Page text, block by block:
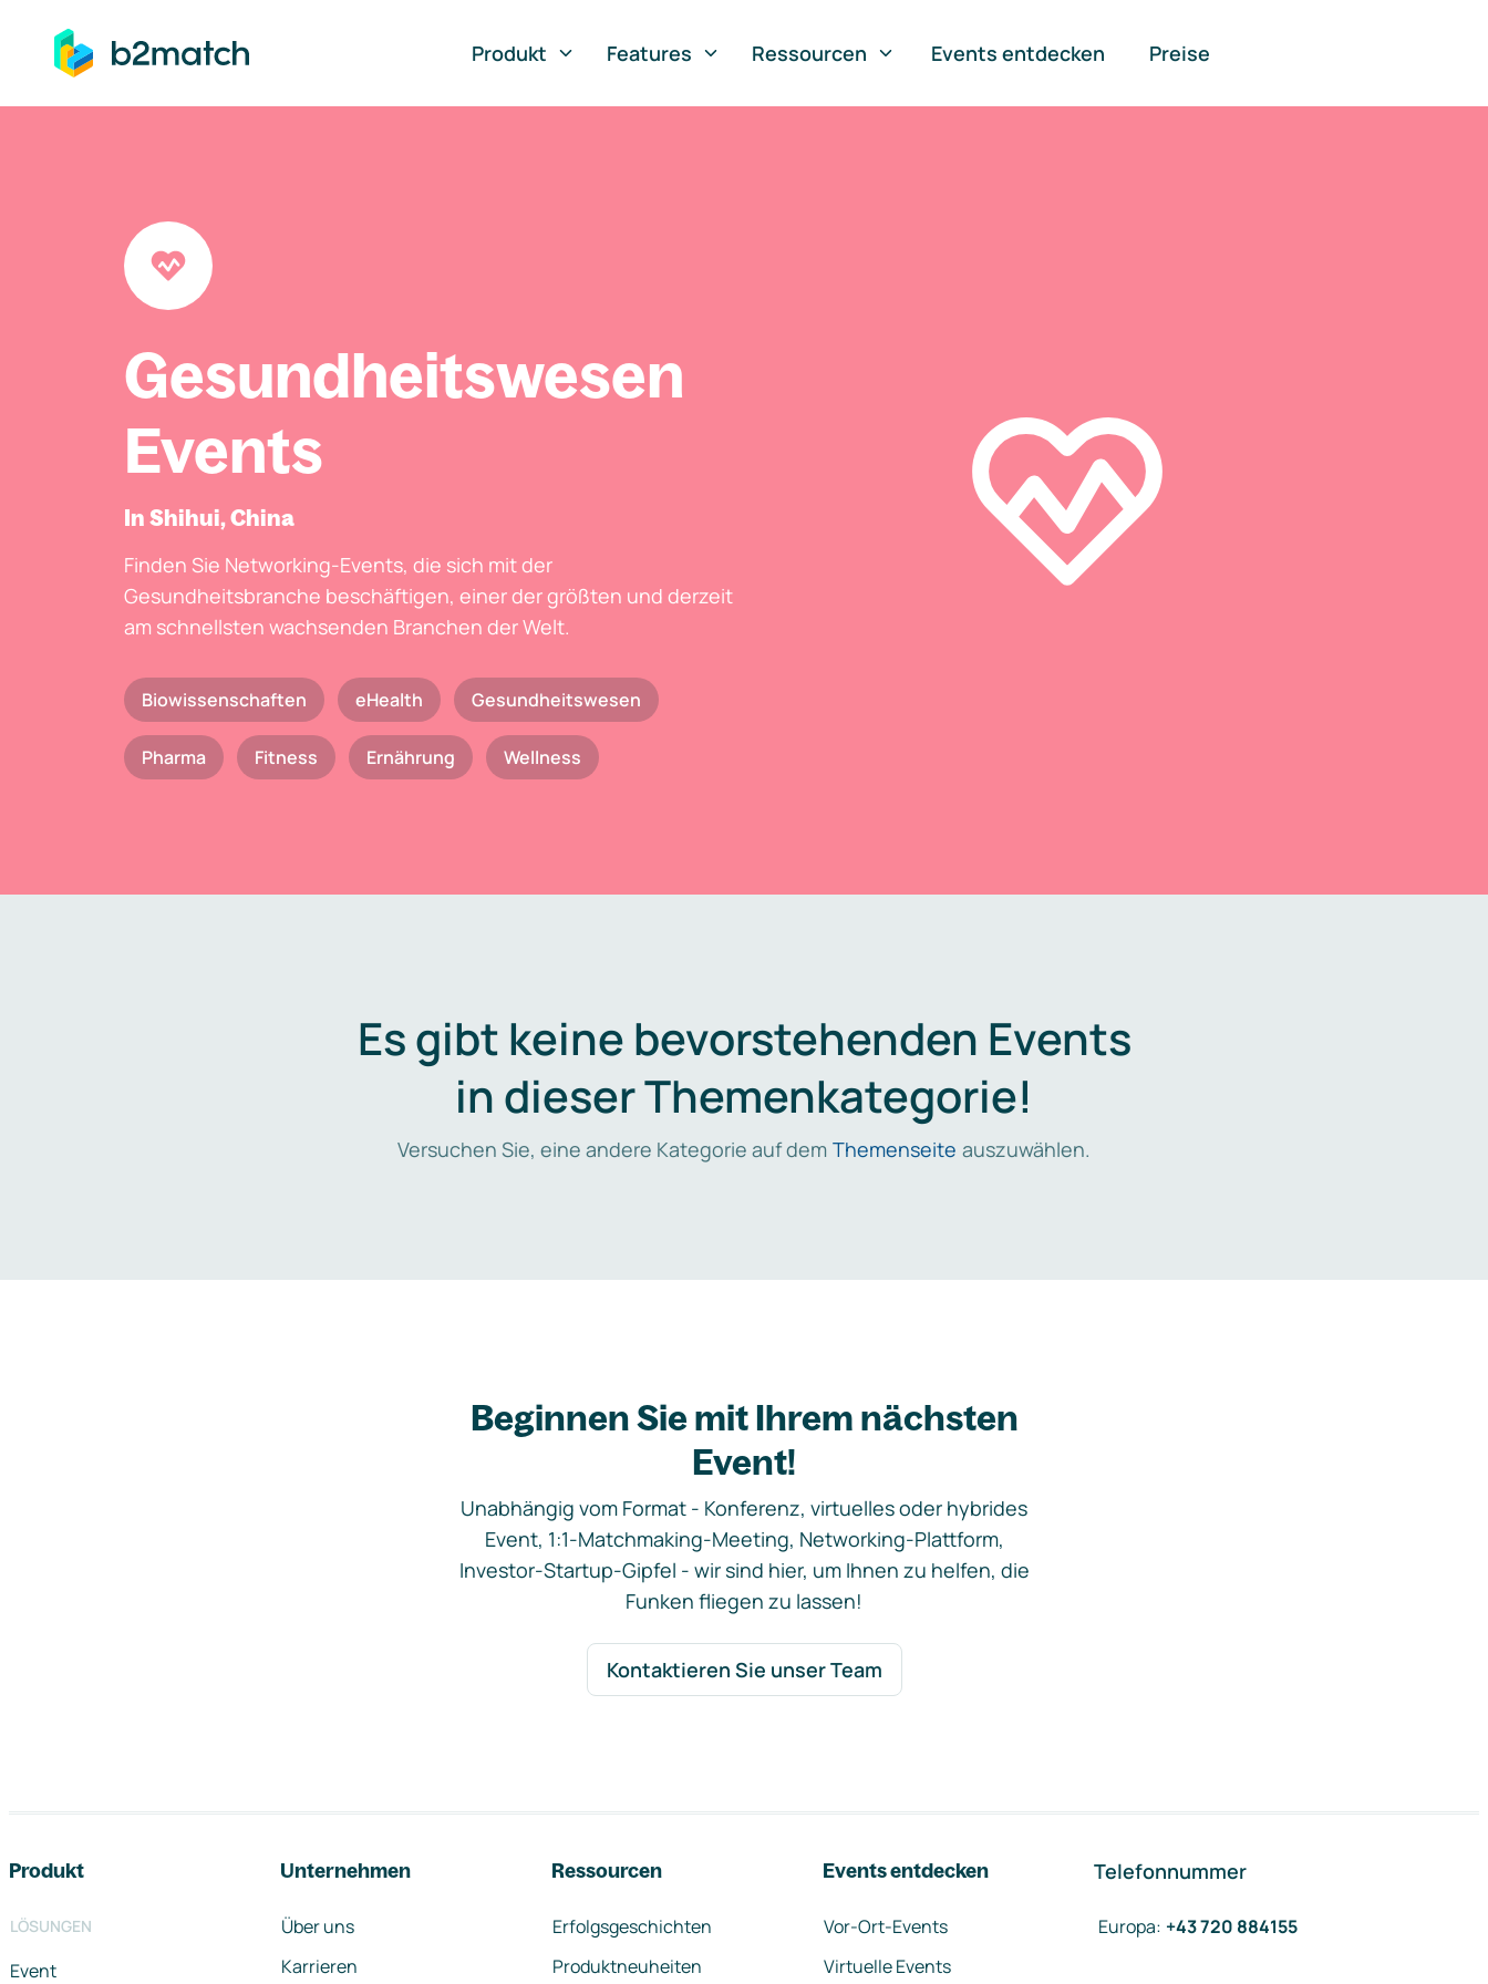
springen
Produkt
Features Ressourcen Events entdecken Preise
Gesundheitswesen
Events
In Shihui, China
Finden Sie Networking-Events, die sich mit der
Gesundheitsbranche beschäftigen, einer der größten und derzeit
am schnellsten wachsenden Branchen der Welt.
Biowissenschaften eHealth Gesundheitswesen
Pharma Fitness Ernährung Wellness
Es gibt keine bevorstehenden Events
in dieser Themenkategorie!
Versuchen Sie, eine andere Kategorie auf dem Themenseite auszuwählen.
Beginnen Sie mit Ihrem nächsten
Event!
Unabhängig vom Format - Konferenz, virtuelles oder hybrides
Event, 1:1-Matchmaking-Meeting, Networking-Plattform,
Investor-Startup-Gipfel - wir sind hier, um Ihnen zu helfen, die
Funken fliegen zu lassen!
Kontaktieren Sie unser Team
Produkt
LÖSUNGEN
Event
Unternehmen
Über uns
Karrieren
Ressourcen
Erfolgsgeschichten
Produktneuheiten
Events entdecken
Vor-Ort-Events
Virtuelle Events
Telefonnummer
Europa: +43 720 884155